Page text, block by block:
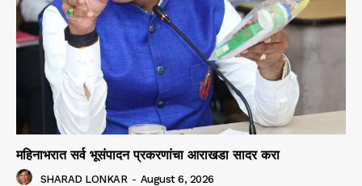
महिनाभरात सर्व भूसंपादन प्रकरणांचा आराखडा सादर करा
SHARAD LONKAR - August 6, 2026